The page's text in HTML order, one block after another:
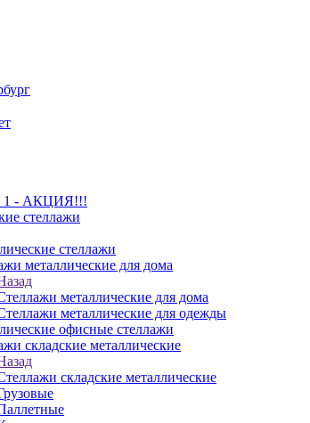
- АКЦИЯ!!!
стеллажи
стеллажи
металлические для дома
металлические для дома
металлические для одежды
офисные стеллажи
складские металлические
складские металлические